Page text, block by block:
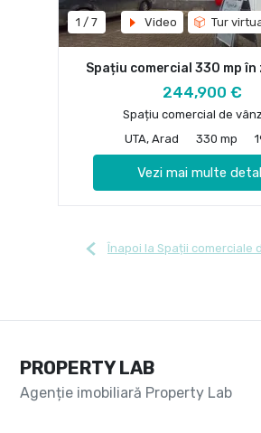
1 / 7 Video Tur
Spațiu comercial 330 mp în
244,900 €
Spațiu comercial de
UTA, Arad
330 mp
Vezi mai multe
Înapoi la Spații comerciale
PROPERTY LAB